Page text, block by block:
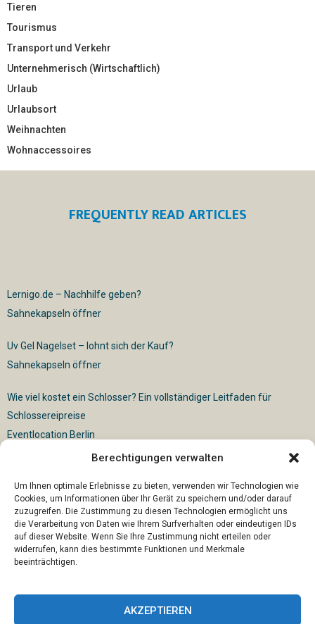
Berechtigungen verwalten
Um Ihnen optimale Erlebnisse zu bieten, verwenden wir Technologien wie
Cookies, um Informationen über Ihr Gerät zu speichern und/oder darauf
zuzugreifen. Die Zustimmung zu diesen Technologien ermöglicht uns
die Verarbeitung von Daten wie Ihrem Surfverhalten oder eindeutigen IDs
auf dieser Website. Wenn Sie Ihre Zustimmung nicht erteilen oder
widerrufen, kann dies bestimmte Funktionen und Merkmale
beeinträchtigen.
AKZEPTIEREN
Tieren
Tourismus
Transport und Verkehr
Unternehmerisch (Wirtschaftlich)
Urlaub
Urlaubsort
Weihnachten
Wohnaccessoires
FREQUENTLY READ ARTICLES
Lernigo.de – Nachhilfe geben?
Sahnekapseln öffner
Uv Gel Nagelset – lohnt sich der Kauf?
Sahnekapseln öffner
Wie viel kostet ein Schlosser? Ein vollständiger Leitfaden für
Schlossereipreise
Eventlocation Berlin
Für die vollautomatische Sackentleerung gibt es vielfältige
Lösungen